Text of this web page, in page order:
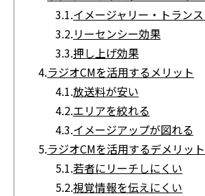
3.1.イメージャリー・トラン
3.2.リーセンシー効果
3.3.押し上げ効果
4.ラジオCMを活用するメリット
4.1.放送料が安い
4.2.エリアを絞れる
4.3.イメージアップが図れる
5.ラジオCMを活用するデメリット
5.1.若者にリーチしにくい
5.2.視覚情報を伝えにくい